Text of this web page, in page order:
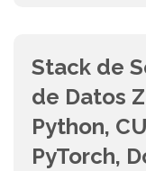
Stack de
de Datos
Python,
PyTorch,